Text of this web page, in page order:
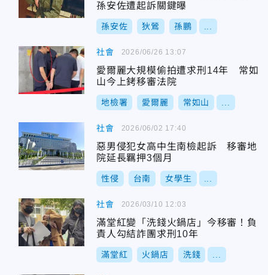
孫安佐遭起訴關鍵曝
孫安佐 狄鶯 孫鵬
社會
愛爾麗大規模偷拍遭求刑14年 常如
山今上銬移審法院
地檢署 愛爾麗 常如山
2026/06/26 13:07
社會
惡男侵犯女高中生南檢起訴 移審地
院延長羈押3個月
性侵 台南 女學生
2026/06/02 17:40
社會
滿堂紅變「洗錢火鍋店」今移審！負
責人勾結詐團求刑10年
滿堂紅 火鍋店 洗錢
2026/03/10 12:03